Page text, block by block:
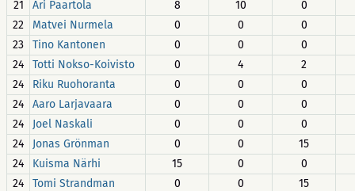
21
Ari Paartola 8 10
0
22
Matvei Nurmela 0 0
0
23
Tino Kantonen 0 0
0
24
Totti Nokso-Koivisto 0 4
2
24
Riku Ruohoranta 0 0
0
24
Aaro Larjavaara 0 0
0
24
Joel Naskali 0 0
0
24
Jonas Grönman 0 0
15
24
Kuisma Närhi 15 0
0
24
Tomi Strandman 0 0
15